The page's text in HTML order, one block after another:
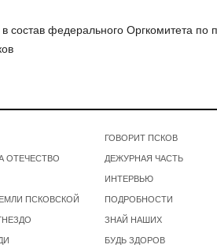
федерального Оргкомитета по
ОТЕЧЕСТВО
ПСКОВСКОЙ
ГОВОРИТ ПСКОВ
ДЕЖУРНАЯ ЧАСТЬ
ИНТЕРВЬЮ
ПОДРОБНОСТИ
ЗНАЙ НАШИХ
БУДЬ ЗДОРОВ